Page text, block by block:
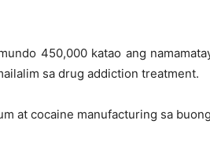
450,000 katao ang
sa drug addiction treatment.
at cocaine manufacturing sa